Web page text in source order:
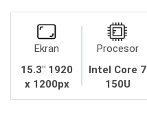
Ekran
15.3" 1920
x 1200px
Procesor
Intel Core 7
150U